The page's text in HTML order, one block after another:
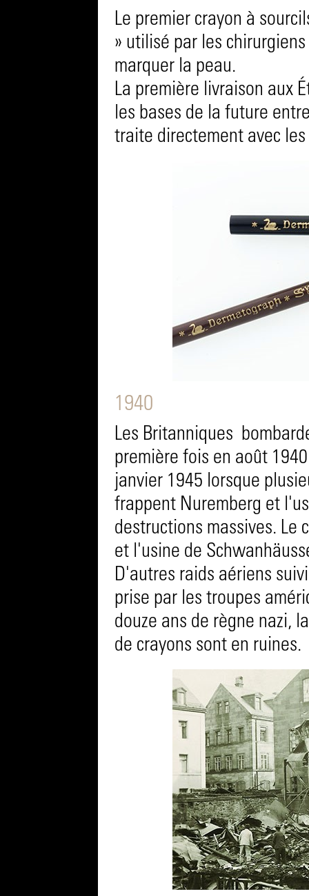
Le premier crayon à
» utilisé par les
marquer la peau.
La première livraison aux
les bases de la future
traite directement avec
1940
Les Britanniques
première fois en août
janvier 1945 lorsque
frappent Nuremberg et
destructions massives. Le
et l'usine de
D'autres raids aériens
prise par les troupes
douze ans de règne nazi,
de crayons sont en ruines.